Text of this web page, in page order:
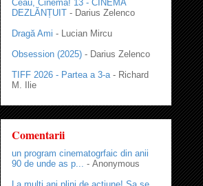
Ceau, Cinema! 13 - CINEMA
DEZLĂNȚUIT - Darius Zelenco
Dragă Ami - Lucian Mircu
Obsession (2025) - Darius Zelenco
TIFF 2026 - Partea a 3-a - Richard
M. Ilie
Comentarii
un program cinematogrfaic din anii
90 de unde as p... - Anonymous